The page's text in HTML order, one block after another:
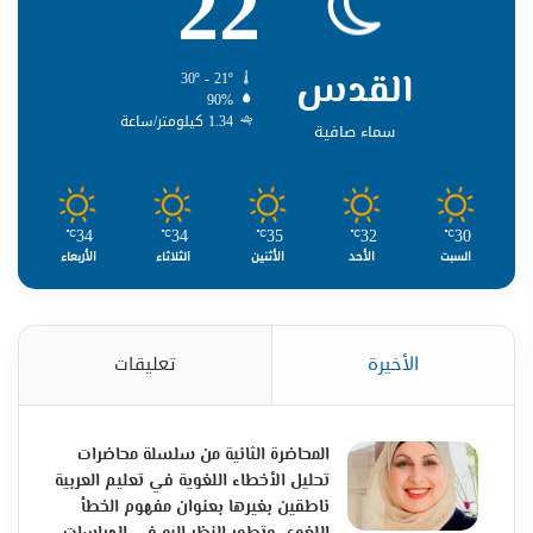
القدس
سماء صافية
30º - 21º
90%
1.34 كيلومتر/ساعة
30
℃
السبت
32
℃
الأحد
35
℃
الأثنين
34
℃
الثلاثاء
34
℃
الأربعاء
الأخيرة تعليقات
المحاضرة الثانية من سلسلة محاضرات
تحليل الأخطاء اللغوية في تعليم العربية
ناطقين بغيرها بعنوان مفهوم الخطأ